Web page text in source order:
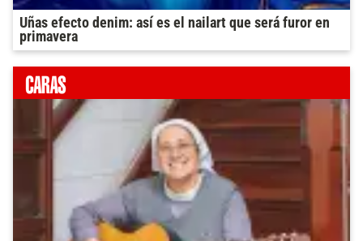
Uñas efecto denim: así es el nailart que será furor en
primavera